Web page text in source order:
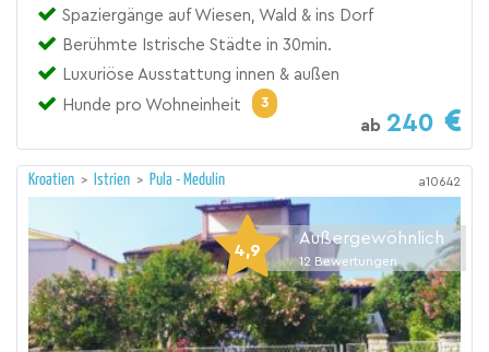
Spaziergänge auf Wiesen, Wald & ins Dorf
Berühmte Istrische Städte in 30min.
Luxuriöse Ausstattung innen & außen
Hunde pro Wohneinheit
3
ab 240
Kroatien > Istrien > Pula - Medulin a10642
4,9
Außergewöhnlich
12 Bewertungen